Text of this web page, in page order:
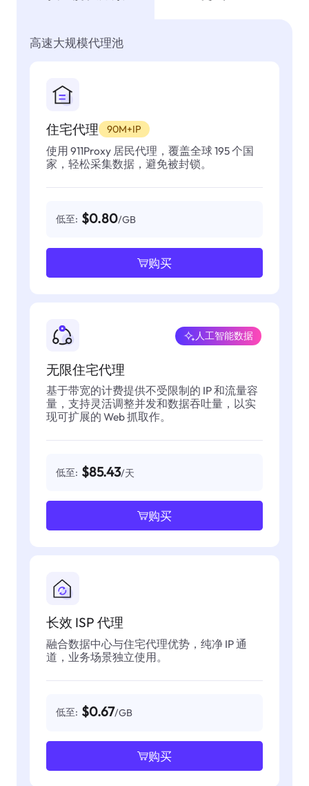
高速大规模代理池
住宅代理 90M+IP
使用 911Proxy 居民代理，覆盖全球 195 个国
家，轻松采集数据，避免被封锁。
低至: $0.80/GB
购买
无限住宅代理
人工智能数据
基于带宽的计费提供不受限制的 IP 和流量容
量，支持灵活调整并发和数据吞吐量，以实
现可扩展的 Web 抓取作。
低至: $85.43/天
购买
长效 ISP 代理
融合数据中心与住宅代理优势，纯净 IP 通
道，业务场景独立使用。
低至: $0.67/GB
购买